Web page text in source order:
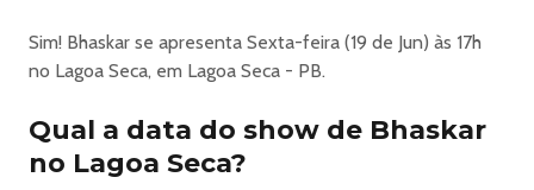
🎶
Informações do Evento
19 e 20 de junho de 2026
LOCAL:
Lagoa Seca 🌟
Sim! Bhaskar se apresenta Sexta-feira (19 de Jun) às 17h
no Lagoa Seca, em Lagoa Seca - PB.
Qual a data do show de Bhaskar
no Lagoa Seca?